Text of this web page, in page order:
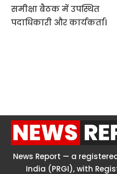
News Report — a
India (PRGI), with